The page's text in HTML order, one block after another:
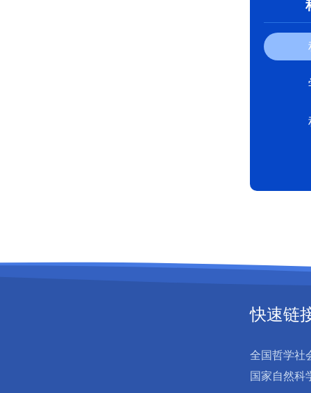
快速链
全国哲学社
国家自然科